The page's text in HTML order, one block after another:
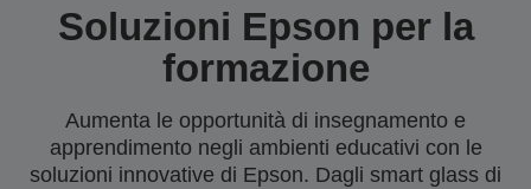
Soluzioni Epson per la
formazione
Aumenta le opportunità di insegnamento e
apprendimento negli ambienti educativi con le
soluzioni innovative di Epson. Dagli smart glass di